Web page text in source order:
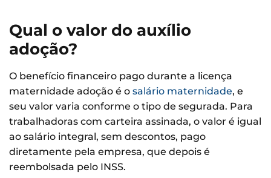
Qual o valor do auxílio
adoção?
O benefício financeiro pago durante a licença
maternidade adoção é o salário maternidade, e
seu valor varia conforme o tipo de segurada. Para
trabalhadoras com carteira assinada, o valor é igual
ao salário integral, sem descontos, pago
diretamente pela empresa, que depois é
reembolsada pelo INSS.